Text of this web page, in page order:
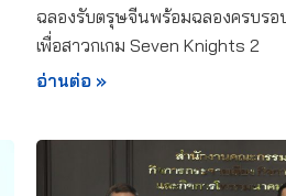
ฉลองรับตรุษจีนพร้อมฉลองครบรอ
เพื่อสาวกเกม Seven Knights 2
อ่านต่อ »